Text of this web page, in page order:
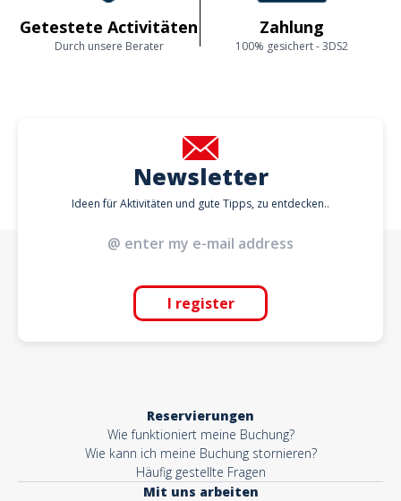
Getestete Activitäten
Durch unsere Berater
Zahlung
100% gesichert - 3DS2
Newsletter
Ideen für Aktivitäten und gute Tipps, zu entdecken..
I register
Reservierungen
Wie funktioniert meine Buchung?
Wie kann ich meine Buchung stornieren?
Häufig gestellte Fragen
Mit uns arbeiten